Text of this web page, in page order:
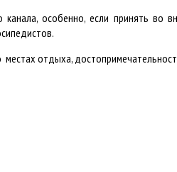
особенно, если принять
отдыха,